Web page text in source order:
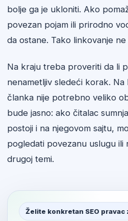
bolje ga je ukloniti. Ako
povezan pojam ili prirodno
da ostane. Tako linkovanje
Na kraju treba proveriti da li
nenametljiv sledeći korak. Na
članka nije potrebno veliko
bude jasno: ako čitalac
postoji i na njegovom sajtu,
pogledati povezanu uslugu ili
drugoj temi.
Želite konkretan SEO pravac